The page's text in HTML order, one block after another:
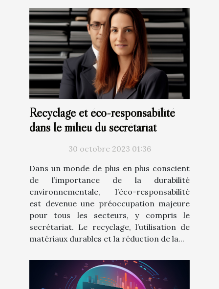
Recyclage et éco-responsabilité
dans le milieu du secrétariat
30 octobre 2023 01:36
Dans un monde de plus en plus conscient
de l’importance de la durabilité
environnementale, l’éco-responsabilité
est devenue une préoccupation majeure
pour tous les secteurs, y compris le
secrétariat. Le recyclage, l’utilisation de
matériaux durables et la réduction de la...